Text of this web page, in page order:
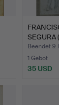
SEGURA
Ohne…
Beendet
1 Gebot
35 USD